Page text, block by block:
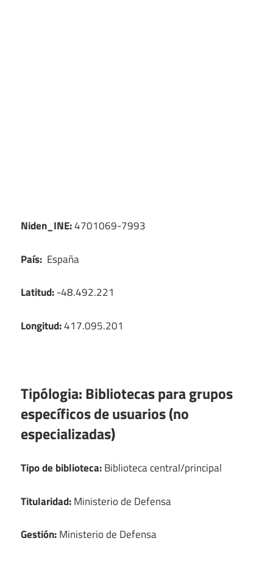
Niden_INE:4701069-7993
País: España
Latitud:-48.492.221
Longitud:417.095.201
Tipólogia:Bibliotecas para grupos
específicos de usuarios (no
especializadas)
Tipo de biblioteca:Biblioteca central/principal
Titularidad:Ministerio de Defensa
Gestión:Ministerio de Defensa